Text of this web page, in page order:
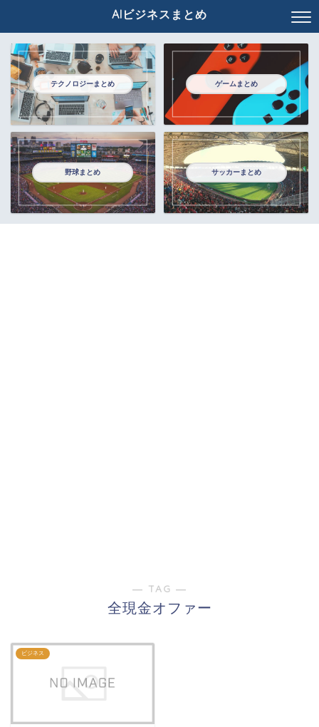
AIビジネスまとめ
テクノロジーまとめ ゲームまとめ
野球まとめ サッカーまとめ
― TAG ―
全現金オファー
ビジネス